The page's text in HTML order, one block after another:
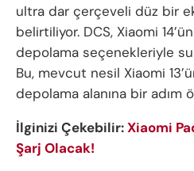
ultra dar çerçeveli düz bir
belirtiliyor. DCS, Xiaomi
depolama seçenekleriyle
Bu, mevcut nesil Xiaomi
depolama alanına bir adım
İlginizi Çekebilir:Xiaomi
Şarj Olacak!